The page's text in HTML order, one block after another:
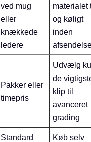
ved mug
eller
knækkede
ledere
materialet
og køligt
inden
Pakker eller
timepris
Udvælg
de
klip til
avanceret
grading
Standard Køb selv